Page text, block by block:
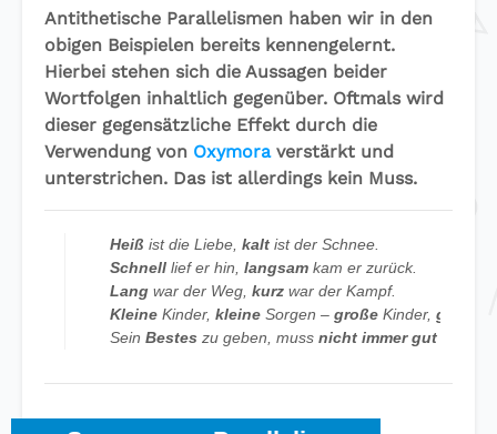
Antithetische Parallelismen haben wir in den
obigen Beispielen bereits kennengelernt.
Hierbei stehen sich die Aussagen beider
Wortfolgen inhaltlich gegenüber. Oftmals wird
dieser gegensätzliche Effekt durch die
Verwendung von Oxymoraverstärkt und
unterstrichen. Das ist allerdings kein Muss.
Heiß ist die Liebe,kalt ist der Schnee.
Schnell lief er hin,langsam kam er zurück.
Lang war der Weg,kurz war der Kampf.
Kleine Kinder,kleine Sorgen –große Kinder,große
SeinBestes zu geben, mussnicht immer gut